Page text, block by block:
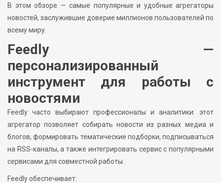
В этом обзоре — самые популярные и удобные агрегаторы
новостей, заслужившие доверие миллионов пользователей по
всему миру.
Feedly —
персонализированный
инструмент для работы с
новостями
Feedly часто выбирают профессионалы и аналитики: этот
агрегатор позволяет собирать новости из разных медиа и
блогов, формировать тематические подборки, подписываться
на RSS-каналы, а также интегрировать сервис с популярными
сервисами для совместной работы.
Feedly обеспечивает: